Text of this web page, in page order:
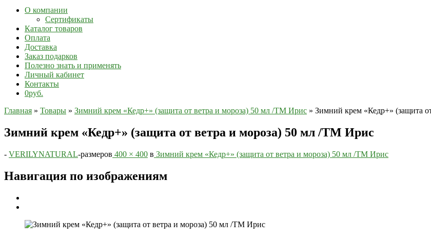
О компании
Сертификаты
Каталог товаров
Оплата
Доставка
Заказ подарков
Полезно знать и применять
Личный кабинет
Контакты
0руб.
Главная » Товары » Зимний крем «Кедр+» (защита от ветра и мороза) 50 мл /ТМ Ирис » Зимний крем «Кедр+» (защита
Зимний крем «Кедр+» (защита от ветра и мороза) 50 мл /ТМ Ирис
- VERILYNATURAL-размеров 400 × 400 в Зимний крем «Кедр+» (защита от ветра и мороза) 50 мл /ТМ Ирис
Навигация по изображениям